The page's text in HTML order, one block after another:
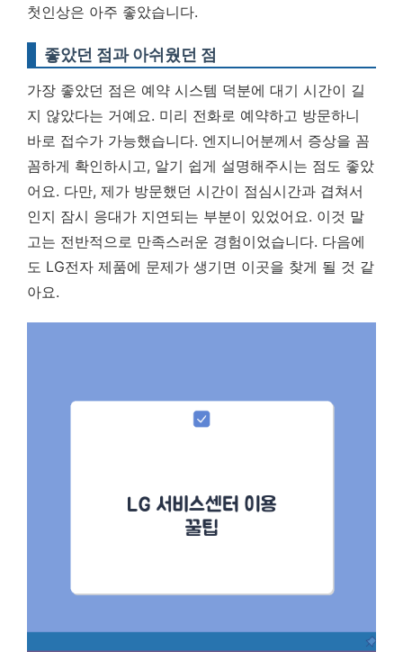
첫인상은 아주 좋았습니다.
좋았던 점과 아쉬웠던 점
가장 좋았던 점은 예약 시스템 덕분에 대기 시간이 길
지 않았다는 거예요. 미리 전화로 예약하고 방문하니
바로 접수가 가능했습니다. 엔지니어분께서 증상을 꼼
꼼하게 확인하시고, 알기 쉽게 설명해주시는 점도 좋았
어요. 다만, 제가 방문했던 시간이 점심시간과 겹쳐서
인지 잠시 응대가 지연되는 부분이 있었어요. 이것 말
고는 전반적으로 만족스러운 경험이었습니다. 다음에
도 LG전자 제품에 문제가 생기면 이곳을 찾게 될 것 같
아요.